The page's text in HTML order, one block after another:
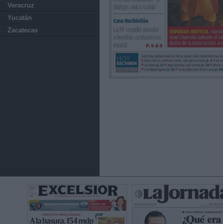
Veracruz
Yucatán
Zacatecas